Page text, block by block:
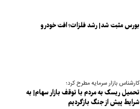
بورس مثبت شد| رشد فلزات؛ افت خودرو
کارشناس بازار سرمایه مطرح کرد؛
تحمیل ریسک به مردم با توقف بازار سهام| به
شرایط پیش از جنگ بازگردیم